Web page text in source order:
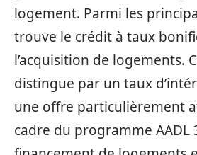
logement. Parmi les
trouve le crédit à taux
l’acquisition de logements.
distingue par un taux
une offre particulièrement
cadre du programme AADL